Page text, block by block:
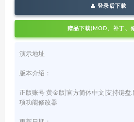
登录后下载
赠品下载(MOD、补丁、
演示地址
版本介绍：
正版账号 黄金版|官方简体中文|支持键盘
项功能修改器